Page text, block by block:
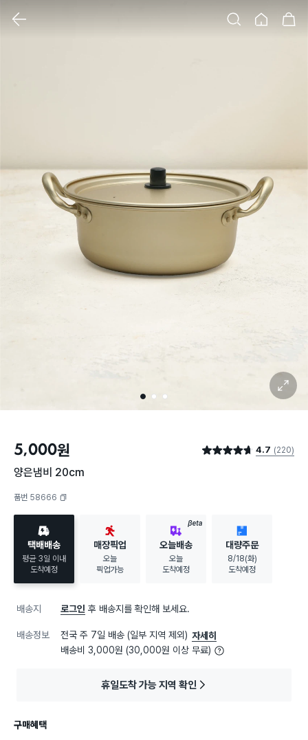
1 2 3
확대 보기
5,000원 별점 4.7점 4.7 (220)
양은냄비 20cm
품번 58666
택배배송
평균 3일 이내
도착예정
매장픽업
오늘
픽업가능
BETA
오늘배송
오늘
도착예정
대량주문
8/18(화)
도착예정
배송지 로그인 후 배송지를 확인해 보세요.
배송정보 전국 주 7일 배송 (일부 지역 제외) 자세히
배송비 3,000원 (30,000원 이상 무료)
휴일도착 가능 지역 확인
구매혜택